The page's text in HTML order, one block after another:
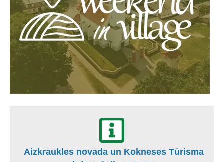
Aizkraukles novada un Kokneses Tūrisma